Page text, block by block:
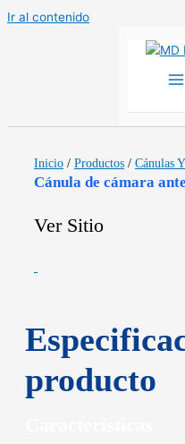
Ir al contenido
Inicio / Productos / Cánulas
Cánula de cámara
Ver Sitio
producto